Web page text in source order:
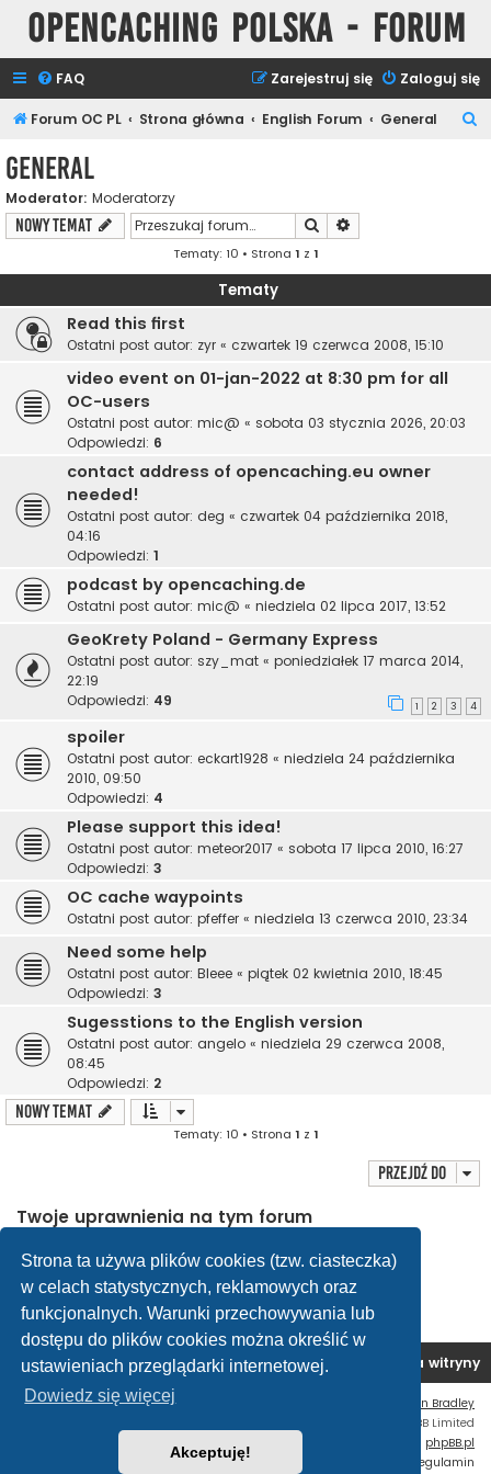
Strona ta używa plików cookies (tzw. ciasteczka)
w celach statystycznych, reklamowych oraz
funkcjonalnych. Warunki przechowywania lub
dostępu do plików cookies można określić w
ustawieniach przeglądarki internetowej.
Dowiedz się więcej
Akceptuję!
Opencaching Polska - Forum
FAQ Zaloguj się
Zarejestruj się
Forum OC PL Strona główna English Forum General
General
Moderator: Moderatorzy
NOWY TEMAT Szukaj
Tematy: 10 • Strona 1 z 1
Tematy
Read this first
Ostatni post autor: zyr « czwartek 19 czerwca 2008, 15:10
video event on 01-jan-2022 at 8:30 pm for all
OC-users
Ostatni post autor: mic@ « sobota 03 stycznia 2026, 20:03
Odpowiedzi: 6
contact address of opencaching.eu owner
needed!
Ostatni post autor: deg « czwartek 04 października 2018,
04:16
Odpowiedzi: 1
podcast by opencaching.de
Ostatni post autor: mic@ « niedziela 02 lipca 2017, 13:52
GeoKrety Poland - Germany Express
Ostatni post autor: szy_mat « poniedziałek 17 marca 2014,
22:19
Odpowiedzi: 49 1 2 3 4
spoiler
Ostatni post autor: eckart1928 « niedziela 24 października
2010, 09:50
Odpowiedzi: 4
Please support this idea!
Ostatni post autor: meteor2017 « sobota 17 lipca 2010, 16:27
Odpowiedzi: 3
OC cache waypoints
Ostatni post autor: pfeffer « niedziela 13 czerwca 2010, 23:34
Need some help
Ostatni post autor: Bleee « piątek 02 kwietnia 2010, 18:45
Odpowiedzi: 3
Sugesstions to the English version
Ostatni post autor: angelo « niedziela 29 czerwca 2008,
08:45
Odpowiedzi: 2
NOWY TEMAT
Tematy: 10 • Strona 1 z 1
Przejdź do
Twoje uprawnienia na tym forum
Nie możeszodpowiadać w tematach
Nie możesz
zmieniać swoich postów
Nie możeszusuwać swoich postów
Nie możeszdodawać załączników
Forum OC PL Strona główna Usuń ciasteczka witryny
Ian Bradley
® Forum Software © phpBB Limited
Polski pakiet językowy dostarcza phpBB.pl
Zasady ochrony danych osobowych
Regulamin